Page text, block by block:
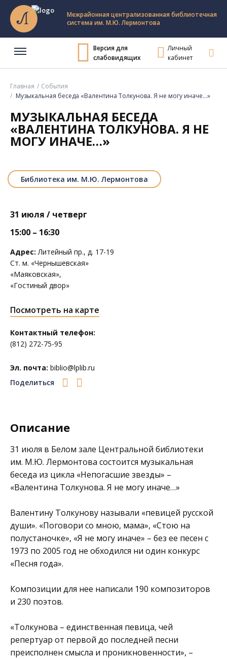
Межрайонная централизованная библиотечная
система им. М.Ю. Лермонтова
Версия для
слабовидящих
Личный
кабинет
Главная
События
Музыкальная беседа «Валентина Толкунова. Я не могу иначе…»
МУЗЫКАЛЬНАЯ БЕСЕДА
«ВАЛЕНТИНА ТОЛКУНОВА. Я НЕ
МОГУ ИНАЧЕ…»
Библиотека им. М.Ю. Лермонтова
31 июля / четверг
15:00 – 16:30
Адрес: Литейный пр., д. 17-19
Ст. м. «Чернышевская»
«Маяковская»,
«Гостиный двор»
Посмотреть на карте
Контактный телефон:
(812) 272-75-95
Эл. почта: biblio@lplib.ru
Поделиться
Описание
31 июля в Белом зале Центральной библиотеки
им. М.Ю. Лермонтова состоится музыкальная
беседа из цикла «Непогасшие звезды» –
«Валентина Толкунова. Я не могу иначе…»
Валентину Толкунову называли «певицей русской
души». «Поговори со мною, мама», «Стою на
полустаночке», «Я не могу иначе» – без ее песен с
1973 по 2005 год не обходился ни один конкурс
«Песня года».
Композиции для нее написали 190 композиторов
и 230 поэтов.
«Толкунова – единственная певица, чей
репертуар от первой до последней песни
преисполнен смысла и проникновенности», –